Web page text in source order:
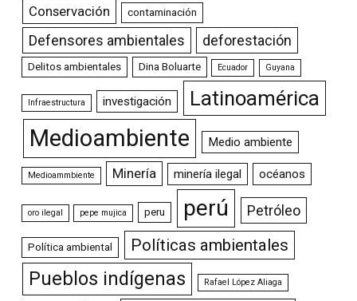
Conservación contaminación
Defensores ambientales deforestación
Delitos ambientales Dina Boluarte Ecuador Guyana
Infraestructura investigación Latinoamérica
Medioambiente Medio ambiente
Medioammbiente Minería minería ilegal océanos
oro ilegal pepe mujica peru perú Petróleo
Política ambiental Políticas ambientales
Pueblos indígenas Rafael López Aliaga